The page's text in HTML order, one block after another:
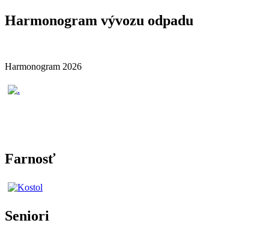
Harmonogram vývozu odpadu
Harmonogram 2026
Farnosť
Seniori